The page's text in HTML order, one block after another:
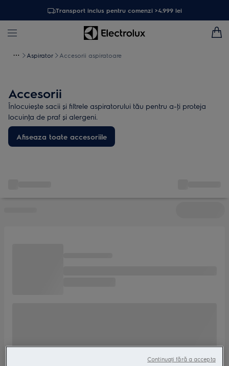
Transport inclus pentru comenzi >4.999 lei
Aspirator Accesorii aspiratoare
Accesorii
Înlocuiește sacii și filtrele aspiratorului tău pentru a-ţi proteja
locuinţa de praf și alergeni.
Afiseaza toate accesoriile
Continuați fără a accepta